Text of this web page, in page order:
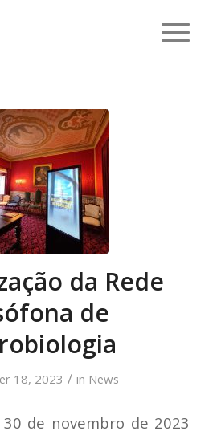
da Rede
de
18, 2023 / in News
de novembro de 2023